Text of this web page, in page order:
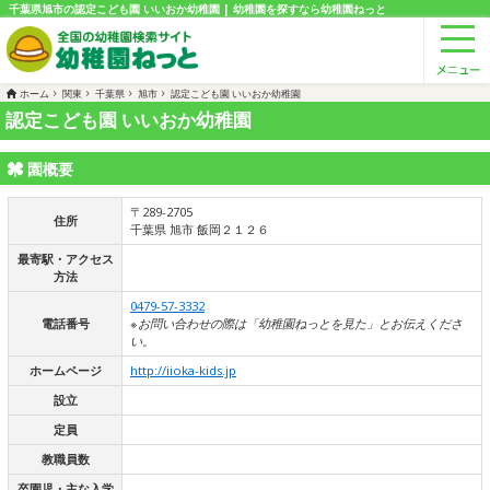
千葉県旭市の認定こども園 いいおか幼稚園 | 幼稚園を探すなら幼稚園ねっと
ホーム 関東 千葉県 旭市 認定こども園 いいおか幼稚園
認定こども園 いいおか幼稚園
園概要
住所
〒289-2705
千葉県 旭市 飯岡２１２６
最寄駅・アクセス
方法
電話番号
0479-57-3332
※お問い合わせの際は「幼稚園ねっとを見た」とお伝えくださ
い。
ホームページ
http://iioka-kids.jp
設立
定員
教職員数